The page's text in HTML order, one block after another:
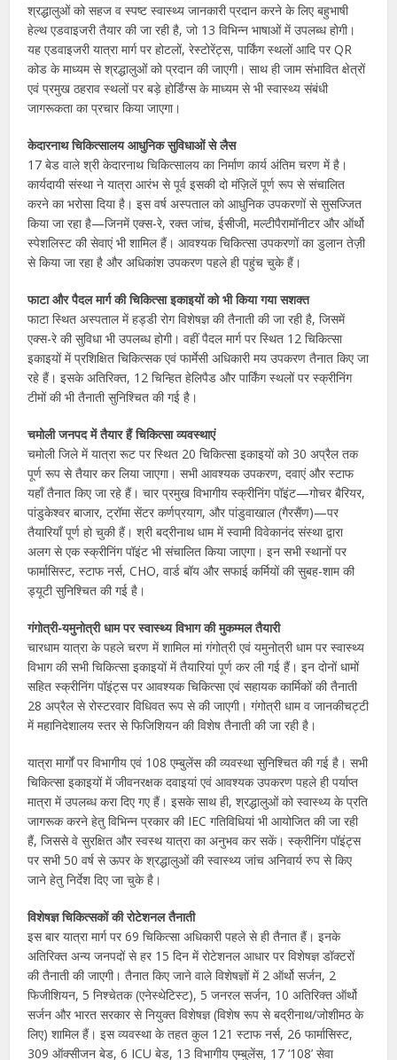
श्रद्धालुओं को सहज व स्पष्ट स्वास्थ्य जानकारी प्रदान करने के लिए बहुभाषी
हेल्थ एडवाइजरी तैयार की जा रही है, जो 13 विभिन्न भाषाओं में उपलब्ध होगी।
यह एडवाइजरी यात्रा मार्ग पर होटलों, रेस्टोरेंट्स, पार्किंग स्थलों आदि पर QR
कोड के माध्यम से श्रद्धालुओं को प्रदान की जाएगी। साथ ही जाम संभावित क्षेत्रों
एवं प्रमुख ठहराव स्थलों पर बड़े होर्डिंग्स के माध्यम से भी स्वास्थ्य संबंधी
जागरूकता का प्रचार किया जाएगा।
केदारनाथ चिकित्सालय आधुनिक सुविधाओं से लैस
17 बेड वाले श्री केदारनाथ चिकित्सालय का निर्माण कार्य अंतिम चरण में है।
कार्यदायी संस्था ने यात्रा आरंभ से पूर्व इसकी दो मंज़िलें पूर्ण रूप से संचालित
करने का भरोसा दिया है। इस वर्ष अस्पताल को आधुनिक उपकरणों से सुसज्जित
किया जा रहा है—जिनमें एक्स-रे, रक्त जांच, ईसीजी, मल्टीपैरामॉनीटर और ऑर्थो
स्पेशलिस्ट की सेवाएं भी शामिल हैं। आवश्यक चिकित्सा उपकरणों का डुलान तेज़ी
से किया जा रहा है और अधिकांश उपकरण पहले ही पहुंच चुके हैं।
फाटा और पैदल मार्ग की चिकित्सा इकाइयों को भी किया गया सशक्त
फाटा स्थित अस्पताल में हड्डी रोग विशेषज्ञ की तैनाती की जा रही है, जिसमें
एक्स-रे की सुविधा भी उपलब्ध होगी। वहीं पैदल मार्ग पर स्थित 12 चिकित्सा
इकाइयों में प्रशिक्षित चिकित्सक एवं फार्मेसी अधिकारी मय उपकरण तैनात किए जा
रहे हैं। इसके अतिरिक्त, 12 चिन्हित हेलिपैड और पार्किंग स्थलों पर स्क्रीनिंग
टीमों की भी तैनाती सुनिश्चित की गई है।
चमोली जनपद में तैयार हैं चिकित्सा व्यवस्थाएं
चमोली जिले में यात्रा रूट पर स्थित 20 चिकित्सा इकाइयों को 30 अप्रैल तक
पूर्ण रूप से तैयार कर लिया जाएगा। सभी आवश्यक उपकरण, दवाएं और स्टाफ
यहाँ तैनात किए जा रहे हैं। चार प्रमुख विभागीय स्क्रीनिंग पॉइंट—गोचर बैरियर,
पांडुकेश्वर बाजार, ट्रॉमा सेंटर कर्णप्रयाग, और पांडुवाखाल (गैरसैंण)—पर
तैयारियाँ पूर्ण हो चुकी हैं। श्री बद्रीनाथ धाम में स्वामी विवेकानंद संस्था द्वारा
अलग से एक स्क्रीनिंग पॉइंट भी संचालित किया जाएगा। इन सभी स्थानों पर
फार्मासिस्ट, स्टाफ नर्स, CHO, वार्ड बॉय और सफाई कर्मियों की सुबह-शाम की
ड्यूटी सुनिश्चित की गई है।
गंगोत्री-यमुनोत्री धाम पर स्वास्थ्य विभाग की मुकम्मल तैयारी
चारधाम यात्रा के पहले चरण में शामिल मां गंगोत्री एवं यमुनोत्री धाम पर स्वास्थ्य
विभाग की सभी चिकित्सा इकाइयों में तैयारियां पूर्ण कर ली गई हैं। इन दोनों धामों
सहित स्क्रीनिंग पॉइंट्स पर आवश्यक चिकित्सा एवं सहायक कार्मिकों की तैनाती
28 अप्रैल से रोस्टरवार विधिवत रूप से की जाएगी। गंगोत्री धाम व जानकीचट्टी
में महानिदेशालय स्तर से फिजिशियन की विशेष तैनाती की जा रही है।
यात्रा मार्गों पर विभागीय एवं 108 एम्बुलेंस की व्यवस्था सुनिश्चित की गई है। सभी
चिकित्सा इकाइयों में जीवनरक्षक दवाइयां एवं आवश्यक उपकरण पहले ही पर्याप्त
मात्रा में उपलब्ध करा दिए गए हैं। इसके साथ ही, श्रद्धालुओं को स्वास्थ्य के प्रति
जागरूक करने हेतु विभिन्न प्रकार की IEC गतिविधियां भी आयोजित की जा रही
हैं, जिससे वे सुरक्षित और स्वस्थ यात्रा का अनुभव कर सकें। स्क्रीनिंग पॉइंट्स
पर सभी 50 वर्ष से ऊपर के श्रद्धालुओं की स्वास्थ्य जांच अनिवार्य रुप से किए
जाने हेतु निर्देश दिए जा चुके है।
विशेषज्ञ चिकित्सकों की रोटेशनल तैनाती
इस बार यात्रा मार्ग पर 69 चिकित्सा अधिकारी पहले से ही तैनात हैं। इनके
अतिरिक्त अन्य जनपदों से हर 15 दिन में रोटेशनल आधार पर विशेषज्ञ डॉक्टरों
की तैनाती की जाएगी। तैनात किए जाने वाले विशेषज्ञों में 2 ऑर्थो सर्जन, 2
फिजीशियन, 5 निश्चेतक (एनेस्थेटिस्ट), 5 जनरल सर्जन, 10 अतिरिक्त ऑर्थो
सर्जन और भारत सरकार से नियुक्त विशेषज्ञ (विशेष रूप से बद्रीनाथ/जोशीमठ के
लिए) शामिल हैं। इस व्यवस्था के तहत कुल 121 स्टाफ नर्स, 26 फार्मासिस्ट,
309 ऑक्सीजन बेड, 6 ICU बेड, 13 विभागीय एम्बुलेंस, 17 ‘108’ सेवा